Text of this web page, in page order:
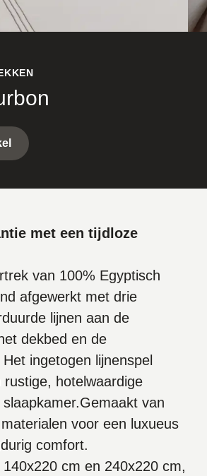
met een tijdloze
van 100% Egyptisch
afgewerkt met drie
lijnen aan de
dekbed en de
ingetogen lijnenspel
hotelwaardige
van
voor een luxueus
comfort.
cm en 240x220 cm,